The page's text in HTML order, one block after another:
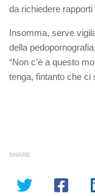
da richiedere rapporti
Insomma, serve
della pedopornografia
“Non c’è a questo
tenga, fintanto che ci
SHARE